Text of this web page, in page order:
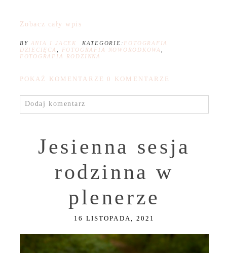
Zobacz cały wpis
BY ANIA I JACEK KATEGORIE: FOTOGRAFIA
DZIECIĘCA
FOTOGRAFIA NOWORODKOWA
FOTOGRAFIA RODZINNA
POKAŻ KOMENTARZE 0 KOMENTARZE
Dodaj komentarz
Jesienna sesja
rodzinna w
plenerze
16 LISTOPADA, 2021